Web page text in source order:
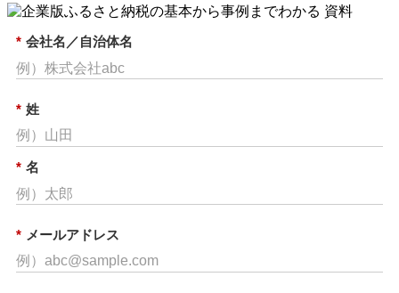
* 会社名／自治体名
* 姓
* 名
* メールアドレス